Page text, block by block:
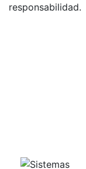
responsabilidad.